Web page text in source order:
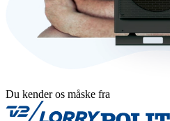
Du kender os måske fra